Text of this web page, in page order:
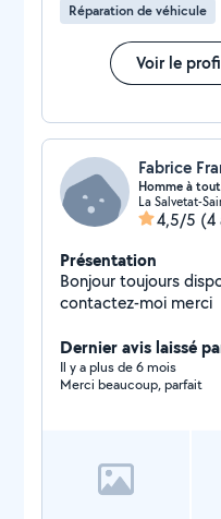
Réparation de véhicule
Voir le
Fabrice
Homme à
4,5/5 (4
Présentation
Bonjour toujours
contactez-moi merci
Dernier avis laissé
Il y a plus de 6 mois
Merci beaucoup, parfait